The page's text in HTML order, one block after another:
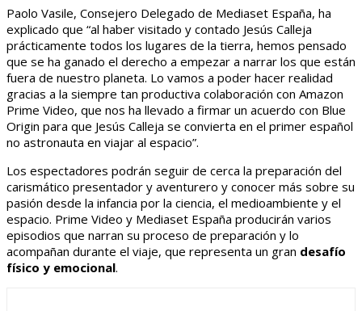
Paolo Vasile, Consejero Delegado de Mediaset España, ha
explicado que “al haber visitado y contado Jesús Calleja
prácticamente todos los lugares de la tierra, hemos pensado
que se ha ganado el derecho a empezar a narrar los que están
fuera de nuestro planeta. Lo vamos a poder hacer realidad
gracias a la siempre tan productiva colaboración con Amazon
Prime Video, que nos ha llevado a firmar un acuerdo con Blue
Origin para que Jesús Calleja se convierta en el primer español
no astronauta en viajar al espacio”.
Los espectadores podrán seguir de cerca la preparación del
carismático presentador y aventurero y conocer más sobre su
pasión desde la infancia por la ciencia, el medioambiente y el
espacio. Prime Video y Mediaset España producirán varios
episodios que narran su proceso de preparación y lo
acompañan durante el viaje, que representa un gran desafío
físico y emocional.